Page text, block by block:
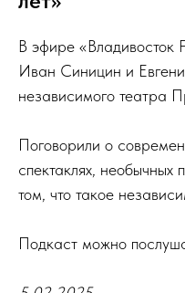
В эфире «Владивосток
Иван Синицин и
независимого театра
Поговорили о
спектаклях, необычных
том, что такое
Подкаст можно